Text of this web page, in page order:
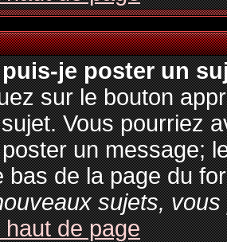
je poster un
sur le bouton
Vous pourriez
un message;
bas de la page du
sujets,
de page